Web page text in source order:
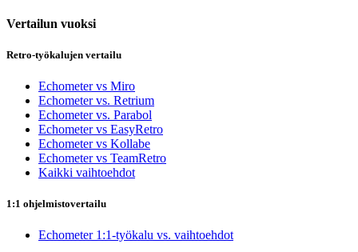
Vertailun vuoksi
Retro-työkalujen vertailu
Echometer vs Miro
Echometer vs. Retrium
Echometer vs. Parabol
Echometer vs EasyRetro
Echometer vs Kollabe
Echometer vs TeamRetro
Kaikki vaihtoehdot
1:1 ohjelmistovertailu
Echometer 1:1-työkalu vs. vaihtoehdot